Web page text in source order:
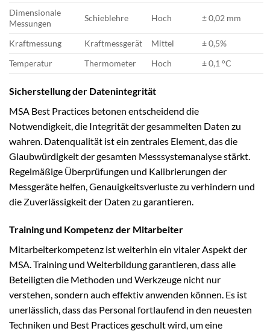
Dimensionale
Messungen
Schieblehre Hoch ± 0,02 mm
Kraftmessung Kraftmessgerät Mittel
± 0,5%
Temperatur
Thermometer Hoch ± 0,1 °C
Sicherstellung der Datenintegrität
MSA Best Practices betonen entscheidend die
Notwendigkeit, die Integrität der gesammelten Daten zu
wahren. Datenqualität ist ein zentrales Element, das die
Glaubwürdigkeit der gesamten Messsystemanalyse stärkt.
Regelmäßige Überprüfungen und Kalibrierungen der
Messgeräte helfen, Genauigkeitsverluste zu verhindern und
die Zuverlässigkeit der Daten zu garantieren.
Training und Kompetenz der Mitarbeiter
Mitarbeiterkompetenz ist weiterhin ein vitaler Aspekt der
MSA. Training und Weiterbildung garantieren, dass alle
Beteiligten die Methoden und Werkzeuge nicht nur
verstehen, sondern auch effektiv anwenden können. Es ist
unerlässlich, dass das Personal fortlaufend in den neuesten
Techniken und Best Practices geschult wird, um eine